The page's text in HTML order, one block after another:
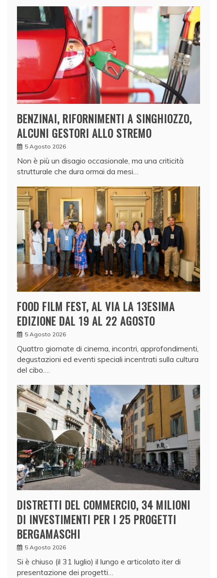
BENZINAI, RIFORNIMENTI A SINGHIOZZO,
ALCUNI GESTORI ALLO STREMO
5 Agosto 2026
Non è più un disagio occasionale, ma una criticità
strutturale che dura ormai da mesi…
FOOD FILM FEST, AL VIA LA 13ESIMA
EDIZIONE DAL 19 AL 22 AGOSTO
5 Agosto 2026
Quattro giornate di cinema, incontri, approfondimenti,
degustazioni ed eventi speciali incentrati sulla cultura
del cibo.…
DISTRETTI DEL COMMERCIO, 34 MILIONI
DI INVESTIMENTI PER I 25 PROGETTI
BERGAMASCHI
5 Agosto 2026
Si è chiuso (il 31 luglio) il lungo e articolato iter di
presentazione dei progetti…